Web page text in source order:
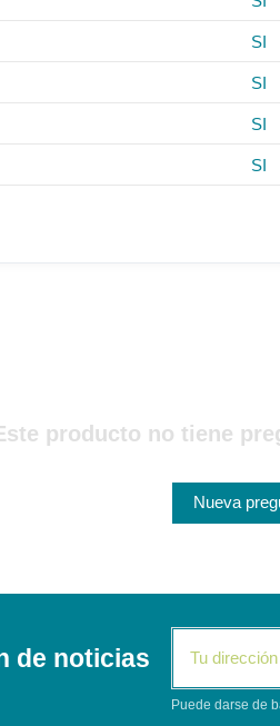
SI
SI
SI
SI
producto no tiene
Nueva
de noticias
Puede darse de